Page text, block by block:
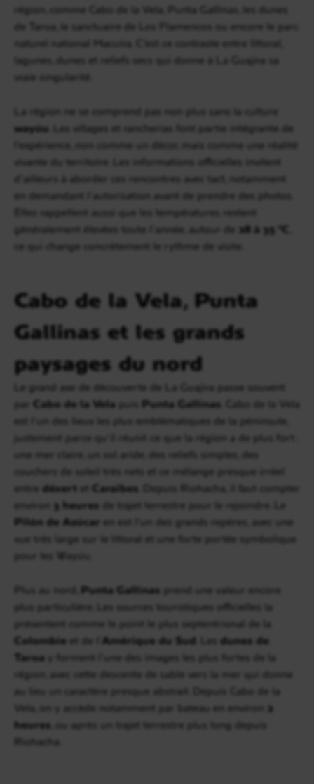
région, comme Cabo de la Vela, Punta Gallinas, les dunes
de Taroa, le sanctuaire de Los Flamencos ou encore le parc
naturel national Macuira. C’est ce contraste entre littoral,
lagunes, dunes et reliefs secs qui donne à La Guajira sa
vraie singularité.
La région ne se comprend pas non plus sans la culture
wayúu . Les villages et rancherías font partie intégrante de
l’expérience, non comme un décor, mais comme une réalité
vivante du territoire. Les informations officielles invitent
d’ailleurs à aborder ces rencontres avec tact, notamment
en demandant l’autorisation avant de prendre des photos.
Elles rappellent aussi que les températures restent
généralement élevées toute l’année, autour de 28 à 35 °C
ce qui change concrètement le rythme de visite.
Cabo de la Vela, Punta
Gallinas et les grands
paysages du nord
Le grand axe de découverte de La Guajira passe souvent
par Cabo de la Vela Punta Gallinas . Cabo de la Vela
est l’un des lieux les plus emblématiques de la péninsule,
justement parce qu’il réunit ce que la région a de plus fort :
une mer claire, un sol aride, des reliefs simples, des
couchers de soleil très nets et ce mélange presque irréel
entre désert et Caraïbes . Depuis Riohacha, il faut compter
environ 3 heures de trajet terrestre pour le rejoindre. Le
Pilón de Azúcar en est l’un des grands repères, avec une
vue très large sur le littoral et une forte portée symbolique
pour les Wayúu.
Plus au nord, Punta Gallinas prend une valeur encore
plus particulière. Les sources touristiques officielles la
présentent comme le point le plus septentrional de la
Colombie et de l’ Amérique du Sud . Les dunes de
Taroa y forment l’une des images les plus fortes de la
région, avec cette descente de sable vers la mer qui donne
au lieu un caractère presque abstrait. Depuis Cabo de la
Vela, on y accède notamment par bateau en environ
2
heures , ou après un trajet terrestre plus long depuis
Riohacha.